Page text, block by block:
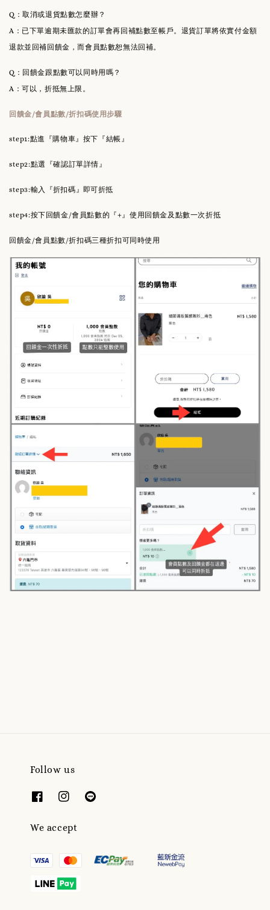
Q：取消或退貨點數怎麼辦？
A：已下單逾期未匯款的訂單會再回補點數至帳戶。退貨訂單將依實付金額
退款並回補回饋金，而會員點數恕無法回補。
Q：回饋金跟點數可以同時用嗎？
A：可以，折抵無上限。
回饋金/會員點數/折扣碼使用步驟
step1:點進『購物車』按下『結帳』
step2:點選『確認訂單詳情』
step3:輸入 『折扣碼 』 即可折抵
step4:按下回饋金/會員點數的『+』使用回饋金及點數一次折抵
回饋金/會員點數/折扣碼三種折扣可同時使用
Follow us
We accept